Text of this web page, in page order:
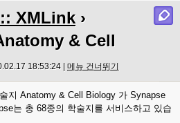
XMLink ›
& Cell
18:53:24 | 메뉴 건너뛰기
지 Anatomy & Cell Biology 가 Synapse
는 총 68종의 학술지를 서비스하고 있습